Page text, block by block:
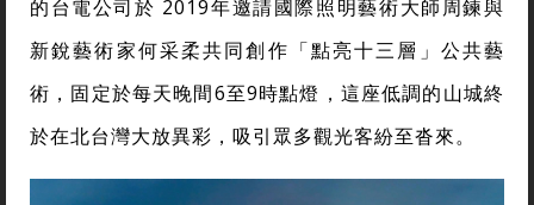
的台電公司於 2019年邀請國際照明藝術大師周鍊與
新銳藝術家何采柔共同創作「點亮十三層」公共藝
術，固定於每天晚間6至9時點燈，這座低調的山城終
於在北台灣大放異彩，吸引眾多觀光客紛至沓來。